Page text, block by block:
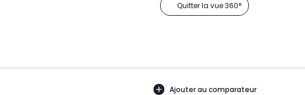
Quitter la vue 360°
Ajouter au comparateur